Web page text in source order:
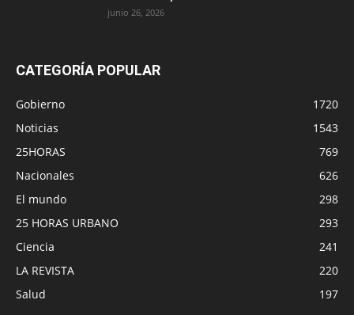
junio 26, 2026
CATEGORÍA POPULAR
Gobierno
1720
Noticias
1543
25HORAS
769
Nacionales
626
El mundo
298
25 HORAS URBANO
293
Ciencia
241
LA REVISTA
220
Salud
197